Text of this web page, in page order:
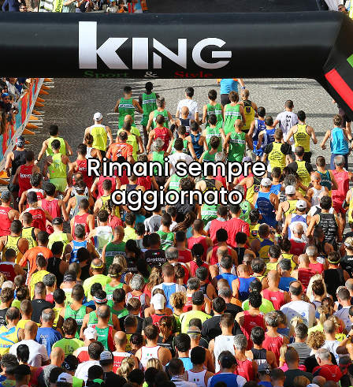
Rimani sempre
aggiornato